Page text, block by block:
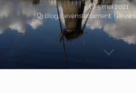
5 mei 2021
Blog,Levenstestament,Nieuws